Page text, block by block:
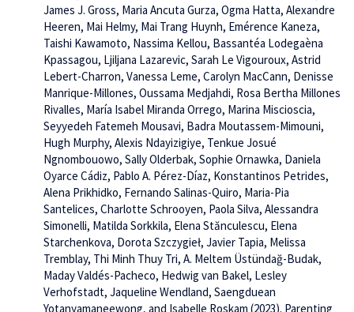
James J. Gross, Maria Ancuta Gurza, Ogma Hatta, Alexandre
Heeren, Mai Helmy, Mai Trang Huynh, Emérence Kaneza,
Taishi Kawamoto, Nassima Kellou, Bassantéa Lodegaèna
Kpassagou, Ljiljana Lazarevic, Sarah Le Vigouroux, Astrid
Lebert-Charron, Vanessa Leme, Carolyn MacCann, Denisse
Manrique-Millones, Oussama Medjahdi, Rosa Bertha Millones
Rivalles, María Isabel Miranda Orrego, Marina Miscioscia,
Seyyedeh Fatemeh Mousavi, Badra Moutassem-Mimouni,
Hugh Murphy, Alexis Ndayizigiye, Tenkue Josué
Ngnombouowo, Sally Olderbak, Sophie Ornawka, Daniela
Oyarce Cádiz, Pablo A. Pérez-Díaz, Konstantinos Petrides,
Alena Prikhidko, Fernando Salinas-Quiro, Maria-Pia
Santelices, Charlotte Schrooyen, Paola Silva, Alessandra
Simonelli, Matilda Sorkkila, Elena Stănculescu, Elena
Starchenkova, Dorota Szczygieł, Javier Tapia, Melissa
Tremblay, Thi Minh Thuy Tri, A. Meltem Üstündağ-Budak,
Maday Valdés-Pacheco, Hedwig van Bakel, Lesley
Verhofstadt, Jaqueline Wendland, Saengduean
Yotanyamaneewong, and Isabelle Roskam (2023). Parenting